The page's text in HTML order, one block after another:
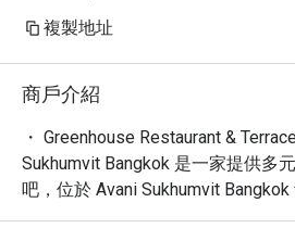
複製地址
商戶介紹
・ Greenhouse Restaurant &
Sukhumvit Bangkok 是一家提供多
吧，位於 Avani Sukhumvit Bangkok
您可飽覽迷人的曼谷城市景觀。